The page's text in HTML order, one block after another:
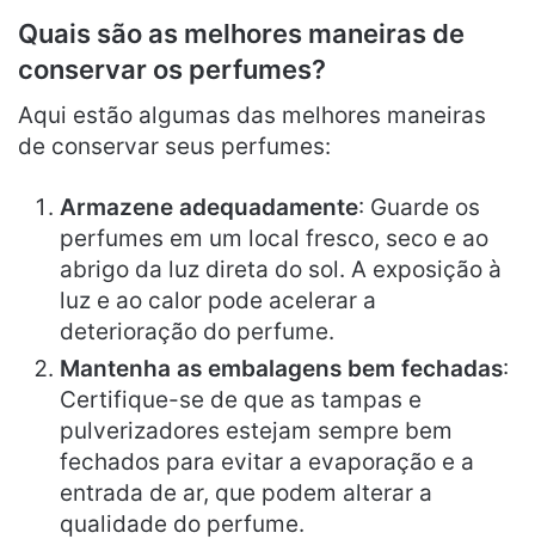
Quais são as melhores maneiras de
conservar os perfumes?
Aqui estão algumas das melhores maneiras
de conservar seus perfumes:
Armazene adequadamente: Guarde os
perfumes em um local fresco, seco e ao
abrigo da luz direta do sol. A exposição à
luz e ao calor pode acelerar a
deterioração do perfume.
Mantenha as embalagens bem fechadas:
Certifique-se de que as tampas e
pulverizadores estejam sempre bem
fechados para evitar a evaporação e a
entrada de ar, que podem alterar a
qualidade do perfume.